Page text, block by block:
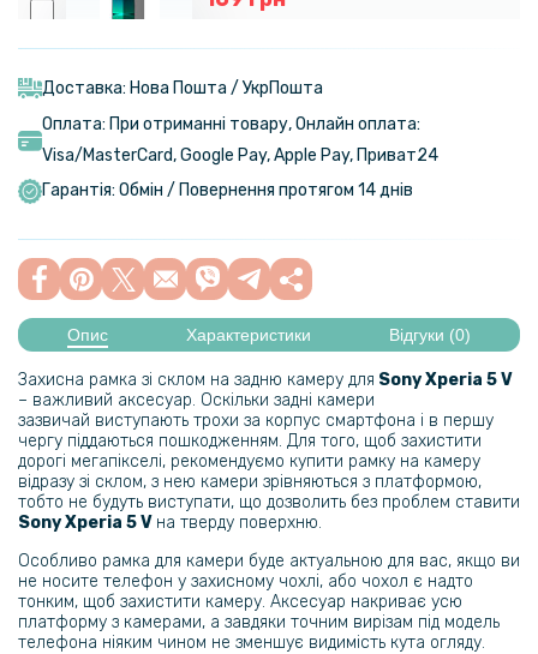
169 грн
199 грн
Прозорий силіконовий чохол для Sony Xperia 5 V
101 грн
119 грн
Захисне скло на задню камеру для Sony Xperia 5 V
Доставка: Нова Пошта / УкрПошта
Оплата: При отриманні товару, Онлайн оплата:
Visa/MasterСard, Google Pay, Apple Pay, Приват24
Гарантія: Обмін / Повернення протягом 14 днів
Опис Характеристики Відгуки (0)
Захисна рамка зі склом на задню камеру для Sony Xperia 5 V
– важливий аксесуар. Оскільки задні камери
зазвичай виступають трохи за корпус смартфона і в першу
чергу піддаються пошкодженням. Для того, щоб захистити
дорогі мегапікселі, рекомендуємо купити рамку на камеру
відразу зі склом, з нею камери зрівняються з платформою,
тобто не будуть виступати, що дозволить без проблем ставити
Sony Xperia 5 V на тверду поверхню.
Особливо рамка для камери буде актуальною для вас, якщо ви
не носите телефон у захисному чохлі, або чохол є надто
тонким, щоб захистити камеру. Аксесуар накриває усю
платформу з камерами, а завдяки точним вирізам під модель
телефона ніяким чином не зменшує видимість кута огляду.